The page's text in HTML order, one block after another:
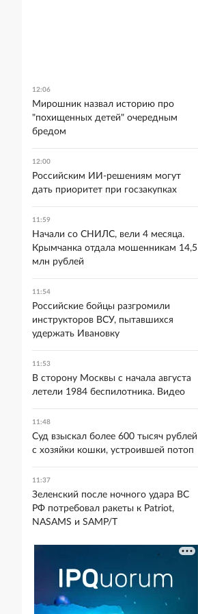
12:06
Мирошник назвал историю про
"похищенных детей" очередным
бредом
12:00
Российским ИИ-решениям могут
дать приоритет при госзакупках
11:59
Начали со СНИЛС, вели 4 месяца.
Крымчанка отдала мошенникам 14,5
млн рублей
11:54
Российские бойцы разгромили
инструкторов ВСУ, пытавшихся
удержать Ивановку
11:53
В сторону Москвы с начала августа
летели 1984 беспилотника. Видео
11:48
Суд взыскал более 600 тысяч рублей
с хозяйки кошки, устроившей потоп
11:37
Зеленский после ночного удара ВС
РФ потребовал ракеты к Patriot,
NASAMS и SAMP/T